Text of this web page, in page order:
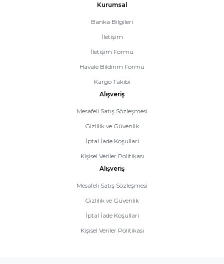
Kurumsal
Banka Bilgileri
İletişim
İletişim Formu
Havale Bildirim Formu
Kargo Takibi
Alışveriş
Mesafeli Satış Sözleşmesi
Gizlilik ve Güvenlik
İptal İade Koşullari
Kişisel Veriler Politikası
Alışveriş
Mesafeli Satış Sözleşmesi
Gizlilik ve Güvenlik
İptal İade Koşullari
Kişisel Veriler Politikası